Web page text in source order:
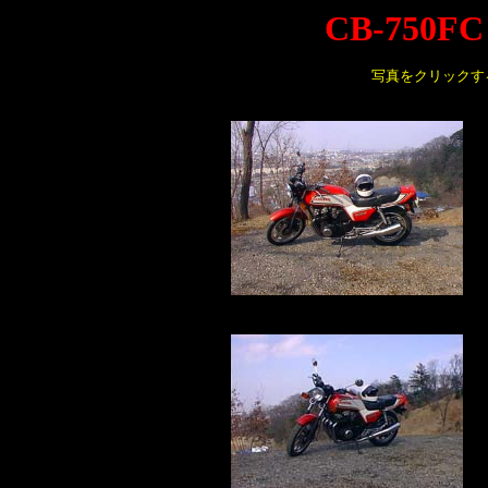
CB-
写真をクリック